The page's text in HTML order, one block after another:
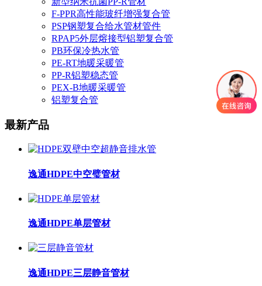
F-PPR高性能玻纤增强复合管
PSP钢塑复合给水管材管件
RPAP5外层熔接型铝塑复合管
PB环保冷热水管
PE-RT地暖采暖管
PP-R铝塑稳态管
PEX-B地暖采暖管
铝塑复合管
最新产品
逸通HDPE中空璧管材
逸通HDPE单层管材
逸通HDPE三层静音管材